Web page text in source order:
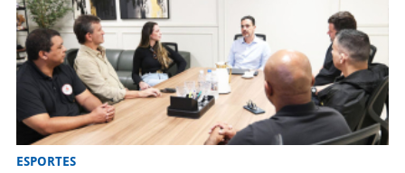
ESPORTES